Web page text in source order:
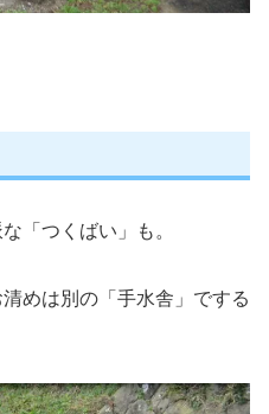
「つくばい」も。
めは別の「手水舎」でする